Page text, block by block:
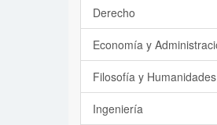
Derecho
Economía y
Filosofía y Humanidades
Ingeniería